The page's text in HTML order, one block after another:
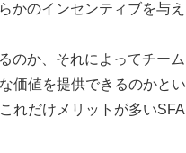
かのインセンティブを与え
のか、それによってチーム
価値を提供できるのかとい
れだけメリットが多いSFA